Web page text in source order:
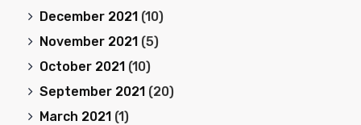
December 2021 (10)
November 2021 (5)
October 2021 (10)
September 2021 (20)
March 2021 (1)